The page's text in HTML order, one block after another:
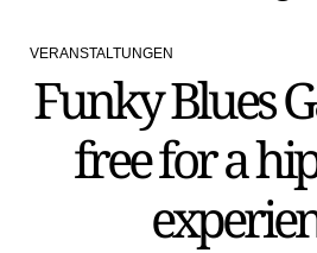
POSTED
IN
VERANSTALTUNGEN
Funky Blues
free for a